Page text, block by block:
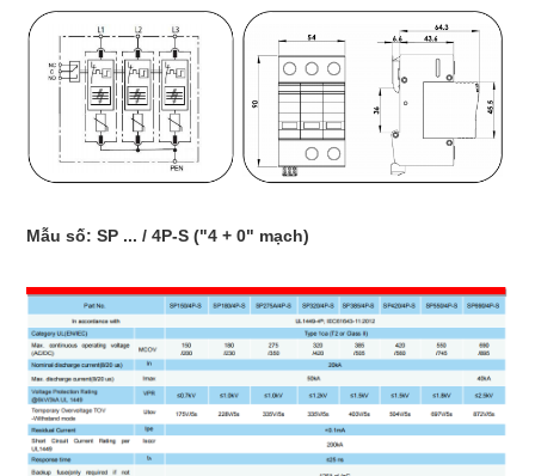
Mẫu số: SP ... / 4P-S ("4 + 0" mạch)